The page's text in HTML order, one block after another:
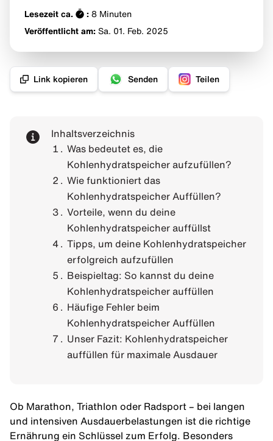
Lesezeit ca. : 8 Minuten
Veröffentlicht am: Sa. 01. Feb. 2025
Link kopieren Senden Teilen
Inhaltsverzeichnis
Was bedeutet es, die
Kohlenhydratspeicher aufzufüllen?
Wie funktioniert das
Kohlenhydratspeicher Auffüllen?
Vorteile, wenn du deine
Kohlenhydratspeicher auffüllst
Tipps, um deine Kohlenhydratspeicher
erfolgreich aufzufüllen
Beispieltag: So kannst du deine
Kohlenhydratspeicher auffüllen
Häufige Fehler beim
Kohlenhydratspeicher Auffüllen
Unser Fazit: Kohlenhydratspeicher
auffüllen für maximale Ausdauer
Ob Marathon , Triathlon oder Radsport – bei langen
und intensiven Ausdauerbelastungen ist die richtige
Ernährung ein Schlüssel zum Erfolg. Besonders